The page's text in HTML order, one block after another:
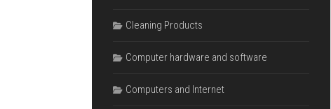
Cleaning Products
Computer hardware and software
Computers and Internet